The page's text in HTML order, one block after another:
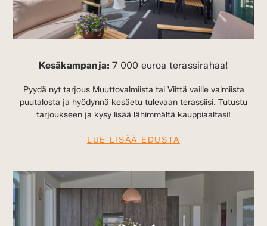
Kesäkampanja: 7 000 euroa terassirahaa!
Pyydä nyt tarjous Muuttovalmiista tai Viittä vaille valmiista
puutalosta ja hyödynnä kesäetu tulevaan terassiisi. Tutustu
tarjoukseen ja kysy lisää lähimmältä kauppiaaltasi!
LUE LISÄÄ EDUSTA